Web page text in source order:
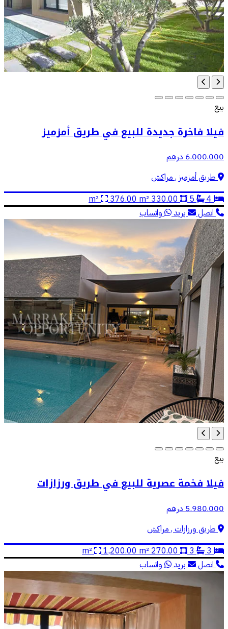
بيع
فيلا فاخرة جديدة للبيع في طريق أمزميز
6.000.000 درهم
طريق أمزميز , مراكش
4
5
330.00 m²
376.00 m²
اتصل
بريد واتساب
بيع
فيلا فخمة عصرية للبيع في طريق ورزازات
5.980.000 درهم
طريق ورزازات , مراكش
3
3
270.00 m²
1,200.00 m²
اتصل
بريد واتساب